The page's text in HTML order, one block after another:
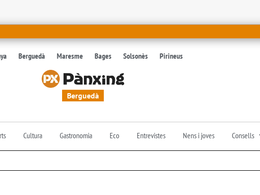
Berguedà Maresme Bages Solsonès Pirineus
Berguedà
Cultura Gastronomia Eco Entrevistes Nens i joves Consells